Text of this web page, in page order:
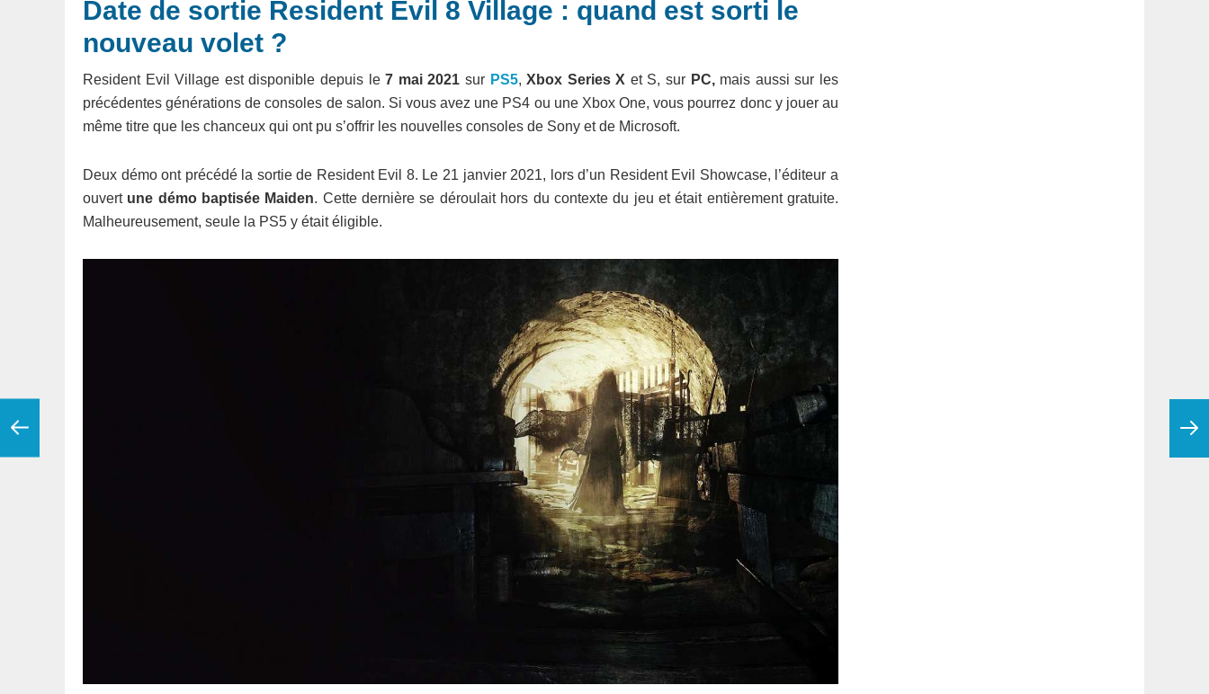
Date de sortie Resident Evil 8 Village : quand est sorti le
nouveau volet ?
Resident Evil Village est disponible depuis le7 mai 2021 sur PS5,Xbox Series X et S, sur PC, mais aussi sur les
précédentes générations de consoles de salon. Si vous avez une PS4 ou une Xbox One, vous pourrez donc y jouer au
même titre que les chanceux qui ont pu s’offrir les nouvelles consoles de Sony et de Microsoft.
Deux démo ont précédé la sortie de Resident Evil 8. Le 21 janvier 2021, lors d’un Resident Evil Showcase, l’éditeur a
ouvert une démo baptisée Maiden. Cette dernière se déroulait hors du contexte du jeu et était entièrement gratuite.
Malheureusement, seule la PS5 y était éligible.